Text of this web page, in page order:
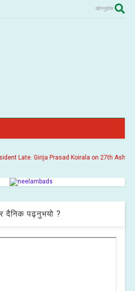
खोज्नुहोस
Girija Prasad Koirala on 27th Ashoj
दैनिक पढ्नुभयो ?